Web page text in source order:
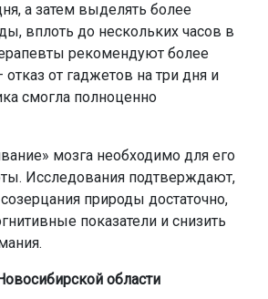
а затем выделять более
вплоть до нескольких часов в
рекомендуют более
от гаджетов на три дня и
смогла полноценно
мозга необходимо для его
Исследования подтверждают,
природы достаточно,
показатели и снизить
области